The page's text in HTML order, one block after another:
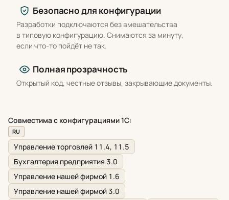
Безопасно для конфигурации
Разработки подключаются без вмешательства
в типовую конфигурацию. Снимаются за минуту,
если что-то пойдёт не так.
Полная прозрачность
Открытый код, честные отзывы, закрывающие документы.
Совместима с конфигурациями 1С:
RU
Управление торговлей 11.4, 11.5
Бухгалтерия предприятия 3.0
Управление нашей фирмой 1.6
Управление нашей фирмой 3.0